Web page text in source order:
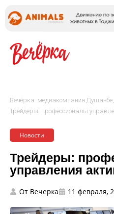
Вечёрка: медиакомпания
Трейдеры: профессионалы
Новости
Трейдеры:
управления
От Вечерка 11 февраля,